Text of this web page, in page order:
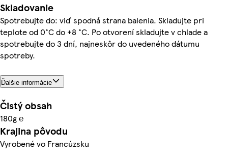
Skladovanie
Spotrebujte do: viď spodná strana balenia. Skladujte pri
teplote od 0°C do +8 °C. Po otvorení skladujte v chlade a
spotrebujte do 3 dní, najneskôr do uvedeného dátumu
spotreby.
Ďalšie informácie
Čistý obsah
180g ℮
Krajina pôvodu
Vyrobené vo Francúzsku